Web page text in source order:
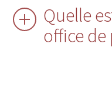
Quelle
office de